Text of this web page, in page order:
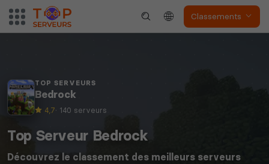
Classements
TOP SERVEURS
Bedrock
4,7· 140 serveurs
Top Serveur Bedrock
Découvrez le classement des meilleurs serveurs